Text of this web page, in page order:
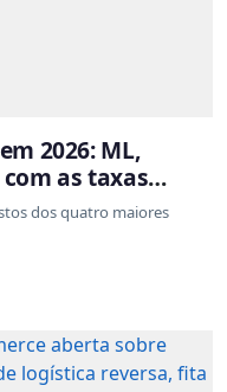
2026: ML,
as taxas
dos quatro maiores